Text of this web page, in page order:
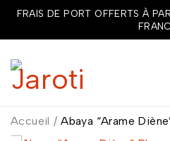
FRAIS DE PORT OFFERTS À
Accueil / Abaya “Arame